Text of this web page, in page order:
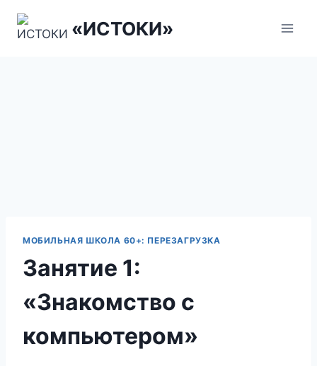
«ИСТОКИ»
МОБИЛЬНАЯ ШКОЛА 60+: ПЕРЕЗАГРУЗКА
Занятие 1:
«Знакомство с
компьютером»